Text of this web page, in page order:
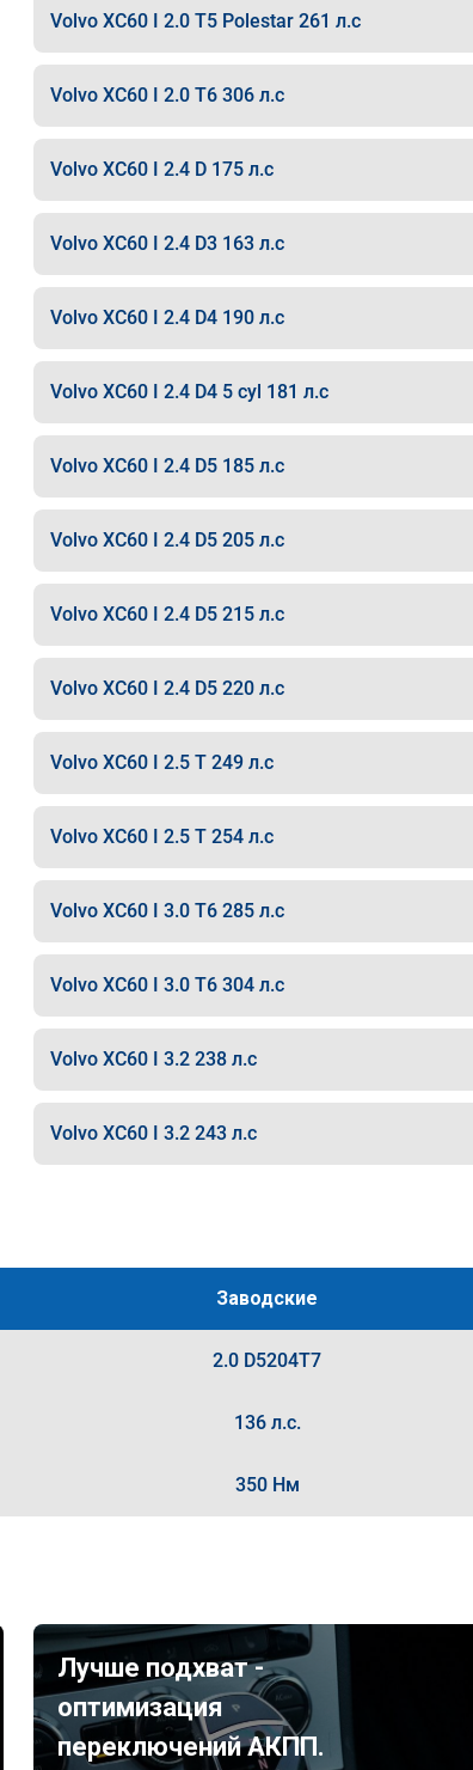
Volvo XC60 I 2.0 T5 Polestar 261 л.с
Volvo XC60 I 2.0 T6 306 л.с
Volvo XC60 I 2.4 D 175 л.с
Volvo XC60 I 2.4 D3 163 л.с
Volvo XC60 I 2.4 D4 190 л.с
Volvo XC60 I 2.4 D4 5 cyl 181 л.с
Volvo XC60 I 2.4 D5 185 л.с
Volvo XC60 I 2.4 D5 205 л.с
Volvo XC60 I 2.4 D5 215 л.с
Volvo XC60 I 2.4 D5 220 л.с
Volvo XC60 I 2.5 T 249 л.с
Volvo XC60 I 2.5 T 254 л.с
Volvo XC60 I 3.0 T6 285 л.с
Volvo XC60 I 3.0 T6 304 л.с
Volvo XC60 I 3.2 238 л.с
Volvo XC60 I 3.2 243 л.с
Заводские
2.0 D5204T7
136 л.с.
350 Нм
Лучше подхват -
оптимизация
переключений АКПП.